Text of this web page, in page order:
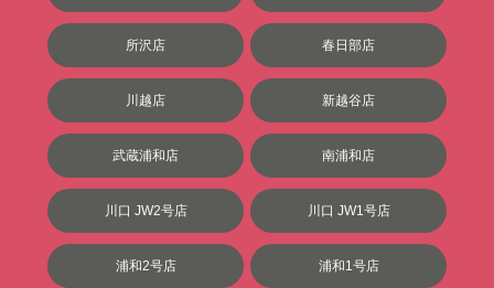
所沢店 春日部店
川越店 新越谷店
武蔵浦和店 南浦和店
川口 JW2号店 川口 JW1号店
浦和2号店 浦和1号店